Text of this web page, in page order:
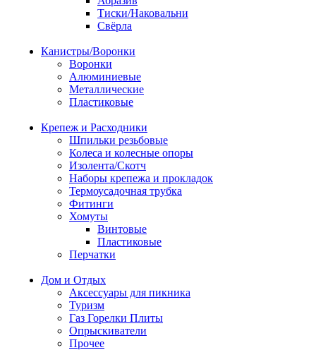
Тиски/Наковальни
Свёрла
Канистры/Воронки
Воронки
Алюминиевые
Металлические
Пластиковые
Крепеж и Расходники
Шпильки резьбовые
Колеса и колесные опоры
Изолента/Скотч
Наборы крепежа и прокладок
Термоусадочная трубка
Фитинги
Хомуты
Винтовые
Пластиковые
Перчатки
Дом и Отдых
Аксессуары для пикника
Туризм
Газ Горелки Плиты
Опрыскиватели
Прочее